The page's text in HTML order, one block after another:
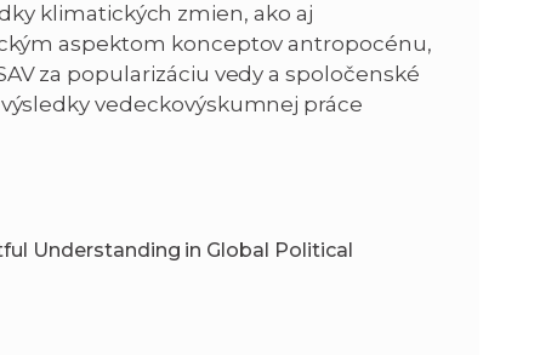
klimatických zmien, ako aj
aspektom konceptov antropocénu,
za popularizáciu vedy a spoločenské
vedeckovýskumnej práce
Understanding in Global Political